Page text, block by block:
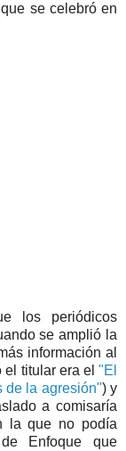
se celebró en
los periódicos
se amplió la
información al
titular era el "El
de la agresión") y
a comisaría
la que no podía
Enfoque que